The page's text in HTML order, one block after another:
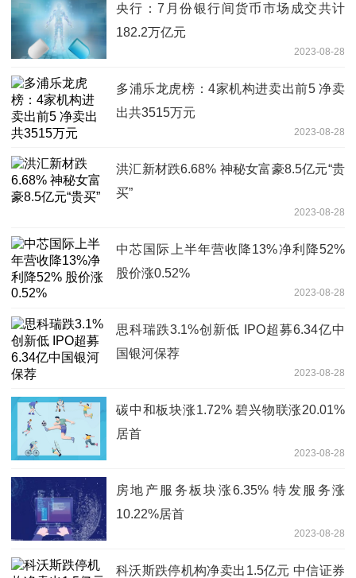
央行：7月份银行间货币市场成交共计
182.2万亿元
2023-08-28
多浦乐龙虎榜：4家机构进卖出前5 净卖
出共3515万元
2023-08-28
洪汇新材跌6.68% 神秘女富豪8.5亿元“贵
买”
2023-08-28
中芯国际上半年营收降13%净利降52%
股价涨0.52%
2023-08-28
思科瑞跌3.1%创新低 IPO超募6.34亿中
国银河保荐
2023-08-28
碳中和板块涨1.72% 碧兴物联涨20.01%
居首
2023-08-28
房地产服务板块涨6.35% 特发服务涨
10.22%居首
2023-08-28
科沃斯跌停机构净卖出1.5亿元 中信证券